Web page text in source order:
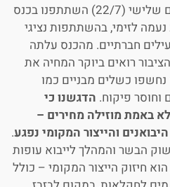
ביום שלישי (22/7) השתתפנו בכנס
לזימי, בהשתתפות נציגי
לובי 99 ופעילים חברתיים. מהכנס עלתה
מדאיגה: 87% מהציבור רואים ביוקר המחיה את
כשלים מבניים כמו
וחוסר פיקוח. הדגשנו כי
באמת מוזילה מחירים –
והייצור המקומי נפגע.
הבשר והמהלך לייבוא עופות
חיזוק הייצור המקומי – כולל